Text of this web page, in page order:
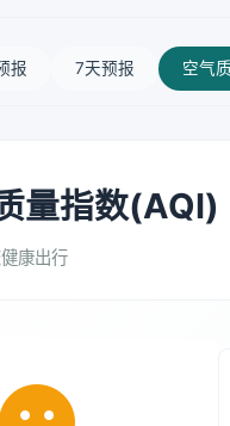
报 7天预报 空气
量指数(AQI)
康出行